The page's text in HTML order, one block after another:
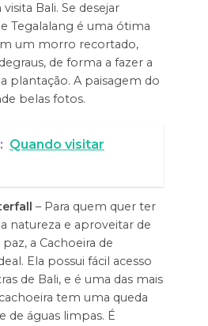
Bali. Se desejar
Tegalalang é uma ótima
um morro recortado,
de forma a fazer a
plantação. A paisagem do
belas fotos.
Quando visitar
– Para quem quer ter
natureza e aproveitar de
a Cachoeira de
Ela possui fácil acesso
de Bali, e é uma das mais
tem uma queda
de águas limpas. É